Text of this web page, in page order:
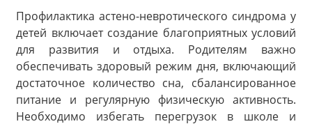
Профилактика астено-невротического синдрома у
детей включает создание благоприятных условий
для развития и отдыха. Родителям важно
обеспечивать здоровый режим дня, включающий
достаточное количество сна, сбалансированное
питание и регулярную физическую активность.
Необходимо избегать перегрузок в школе и